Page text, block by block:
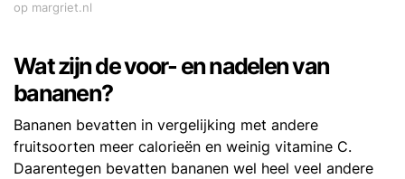
op margriet.nl
Wat zijn de voor- en nadelen van
bananen?
Bananen bevatten in vergelijking met andere
fruitsoorten meer calorieën en weinig vitamine C.
Daarentegen bevatten bananen wel heel veel andere